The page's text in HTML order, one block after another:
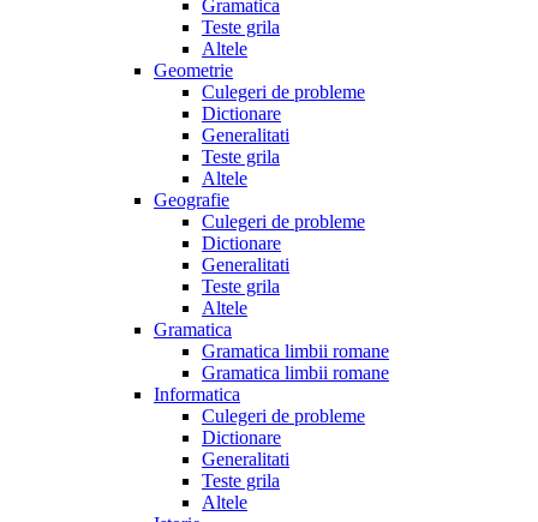
Gramatica
Teste grila
Altele
Geometrie
Culegeri de probleme
Dictionare
Generalitati
Teste grila
Altele
Geografie
Culegeri de probleme
Dictionare
Generalitati
Teste grila
Altele
Gramatica
Gramatica limbii romane
Gramatica limbii romane
Informatica
Culegeri de probleme
Dictionare
Generalitati
Teste grila
Altele